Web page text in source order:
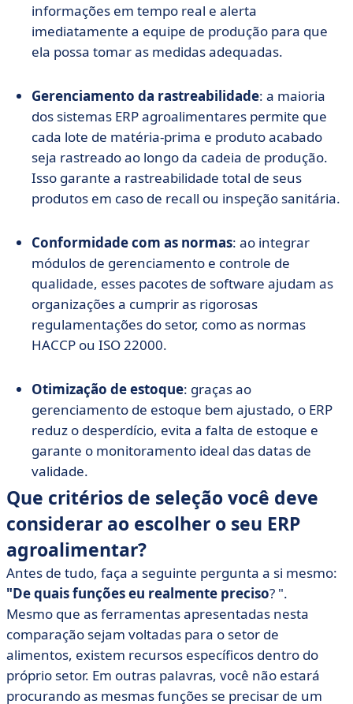
informações em tempo real e alerta
imediatamente a equipe de produção para que
ela possa tomar as medidas adequadas.
Gerenciamento da rastreabilidade: a maioria
dos sistemas ERP agroalimentares permite que
cada lote de matéria-prima e produto acabado
seja rastreado ao longo da cadeia de produção.
Isso garante a rastreabilidade total de seus
produtos em caso de recall ou inspeção sanitária.
Conformidade com as normas: ao integrar
módulos de gerenciamento e controle de
qualidade, esses pacotes de software ajudam as
organizações a cumprir as rigorosas
regulamentações do setor, como as normas
HACCP ou ISO 22000.
Otimização de estoque: graças ao
gerenciamento de estoque bem ajustado, o ERP
reduz o desperdício, evita a falta de estoque e
garante o monitoramento ideal das datas de
validade.
Que critérios de seleção você deve
considerar ao escolher o seu ERP
agroalimentar?
Antes de tudo, faça a seguinte pergunta a si mesmo:
"De quais funções eu realmente preciso? ".
Mesmo que as ferramentas apresentadas nesta
comparação sejam voltadas para o setor de
alimentos, existem recursos específicos dentro do
próprio setor. Em outras palavras, você não estará
procurando as mesmas funções se precisar de um